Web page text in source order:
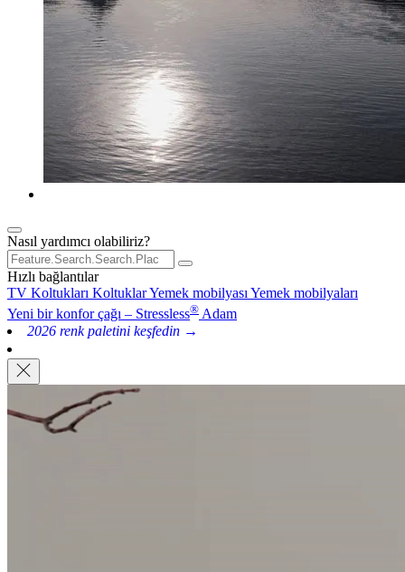
Nasıl yardımcı olabiliriz?
Hızlı bağlantılar
TV Koltukları KoltuklarYemek mobilyası Yemek mobilyaları
Yeni bir konfor çağı – Stressless® Adam
2026 renk paletini keşfedin →